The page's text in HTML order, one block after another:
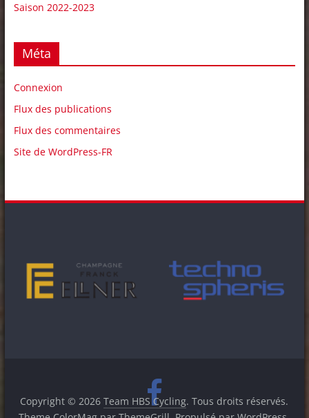
Saison 2022-2023
Méta
Connexion
Flux des publications
Flux des commentaires
Site de WordPress-FR
Copyright © 2026Team HBS Cycling. Tous droits réservés.